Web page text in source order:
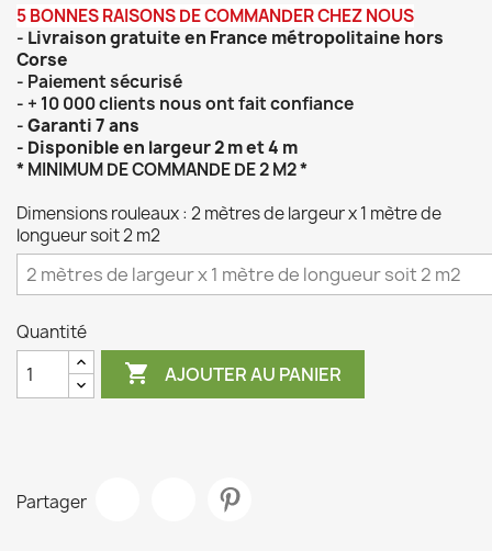
5 BONNES RAISONS DE COMMANDER CHEZ NOUS
- Livraison gratuite en France métropolitaine hors
Corse
- Paiement sécurisé
- + 10 000 clients nous ont fait confiance
-Garanti 7 ans
- Disponible en largeur 2 m et 4 m
* MINIMUM DE COMMANDE DE 2 M2 *
Dimensions rouleaux : 2 mètres de largeur x 1 mètre de
longueur soit 2 m2
Quantité
 AJOUTER AU PANIER
Partager